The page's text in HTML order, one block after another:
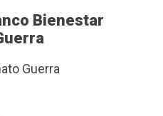
Bienestar
Guerra